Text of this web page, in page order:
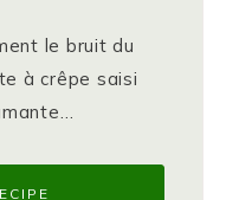
le bruit du
à crêpe saisi